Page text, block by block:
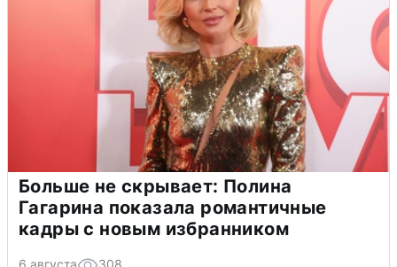
Больше не скрывает: Полина
Гагарина показала романтичные
кадры с новым избранником
6 августа 308